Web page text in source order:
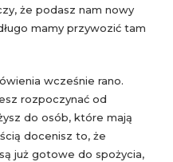
że podasz nam nowy
mamy przywozić tam
wcześnie rano.
rozpoczynać od
do osób, które mają
docenisz to, że
już gotowe do spożycia,